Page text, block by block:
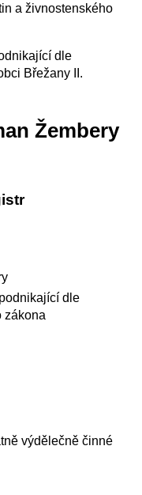
a živnostenského
dle
Břežany II.
Žembery
dle
zákona
výdělečně činné